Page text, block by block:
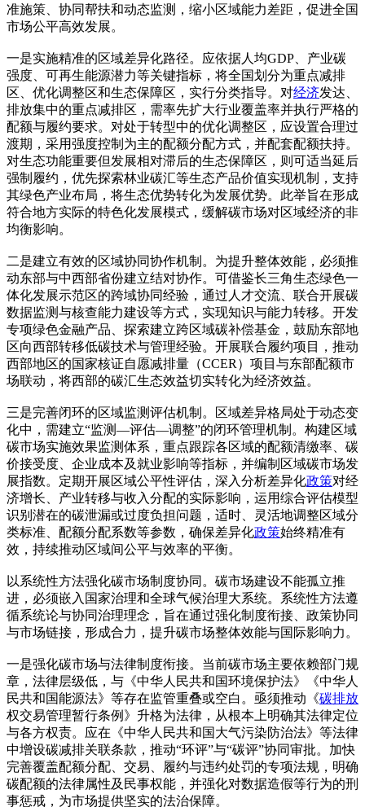
准施策、协同帮扶和动态监测，缩小区域能力差距，促进全国
市场公平高效发展。
一是实施精准的区域差异化路径。应依据人均GDP、产业碳
强度、可再生能源潜力等关键指标，将全国划分为重点减排
区、优化调整区和生态保障区，实行分类指导。对经济发达、
排放集中的重点减排区，需率先扩大行业覆盖率并执行严格的
配额与履约要求。对处于转型中的优化调整区，应设置合理过
渡期，采用强度控制为主的配额分配方式，并配套配额扶持。
对生态功能重要但发展相对滞后的生态保障区，则可适当延后
强制履约，优先探索林业碳汇等生态产品价值实现机制，支持
其绿色产业布局，将生态优势转化为发展优势。此举旨在形成
符合地方实际的特色化发展模式，缓解碳市场对区域经济的非
均衡影响。
二是建立有效的区域协同协作机制。为提升整体效能，必须推
动东部与中西部省份建立结对协作。可借鉴长三角生态绿色一
体化发展示范区的跨域协同经验，通过人才交流、联合开展碳
数据监测与核查能力建设等方式，实现知识与能力转移。开发
专项绿色金融产品、探索建立跨区域碳补偿基金，鼓励东部地
区向西部转移低碳技术与管理经验。开展联合履约项目，推动
西部地区的国家核证自愿减排量（CCER）项目与东部配额市
场联动，将西部的碳汇生态效益切实转化为经济效益。
三是完善闭环的区域监测评估机制。区域差异格局处于动态变
化中，需建立“监测—评估—调整”的闭环管理机制。构建区域
碳市场实施效果监测体系，重点跟踪各区域的配额清缴率、碳
价接受度、企业成本及就业影响等指标，并编制区域碳市场发
展指数。定期开展区域公平性评估，深入分析差异化政策对经
济增长、产业转移与收入分配的实际影响，运用综合评估模型
识别潜在的碳泄漏或过度负担问题，适时、灵活地调整区域分
类标准、配额分配系数等参数，确保差异化政策始终精准有
效，持续推动区域间公平与效率的平衡。
以系统性方法强化碳市场制度协同。碳市场建设不能孤立推
进，必须嵌入国家治理和全球气候治理大系统。系统性方法遵
循系统论与协同治理理念，旨在通过强化制度衔接、政策协同
与市场链接，形成合力，提升碳市场整体效能与国际影响力。
一是强化碳市场与法律制度衔接。当前碳市场主要依赖部门规
章，法律层级低，与《中华人民共和国环境保护法》《中华人
民共和国能源法》等存在监管重叠或空白。亟须推动《碳排放
权交易管理暂行条例》升格为法律，从根本上明确其法律定位
与各方权责。应在《中华人民共和国大气污染防治法》等法律
中增设碳减排关联条款，推动“环评”与“碳评”协同审批。加快
完善覆盖配额分配、交易、履约与违约处罚的专项法规，明确
碳配额的法律属性及民事权能，并强化对数据造假等行为的刑
事惩戒，为市场提供坚实的法治保障。